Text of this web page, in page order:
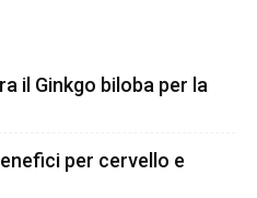
il Ginkgo biloba per la
per cervello e